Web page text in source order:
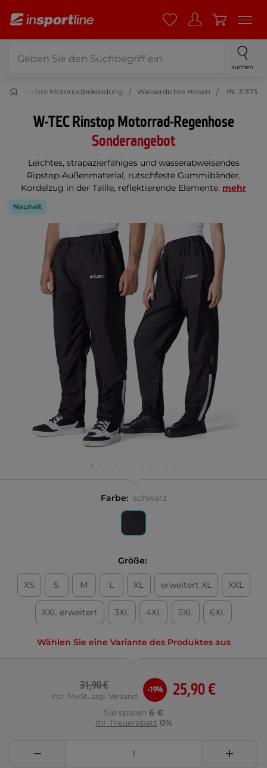
suchen
Wasserdichte Motorradbekleidung Wasserdichte Hosen IN: 31373
W-TEC Rinstop Motorrad-Regenhose
Sonderangebot
Leichtes, strapazierfähiges und wasserabweisendes
Ripstop-Außenmaterial, rutschfeste Gummibänder,
Kordelzug in der Taille, reflektierende Elemente. mehr
Neuheit
Farbe: schwarz
Größe:
XS S M L XL erweitert XL XXL
XXL erweitert 3XL 4XL 5XL 6XL
Wählen Sie eine Variante des Produktes aus
25,90 €
31,90 €
incl. MwSt. zzgl. Versand
-19%
Sie sparen 6 €
Ihr Treuerabatt 0%